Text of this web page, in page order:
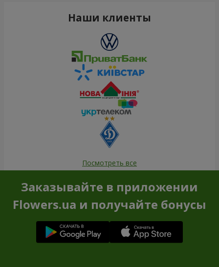
Наши клиенты
Посмотреть все
Заказывайте в приложении
Flowers.ua и получайте бонусы